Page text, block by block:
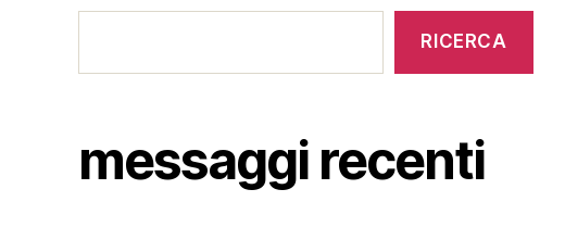
messaggi
RICERCA
messaggi recenti